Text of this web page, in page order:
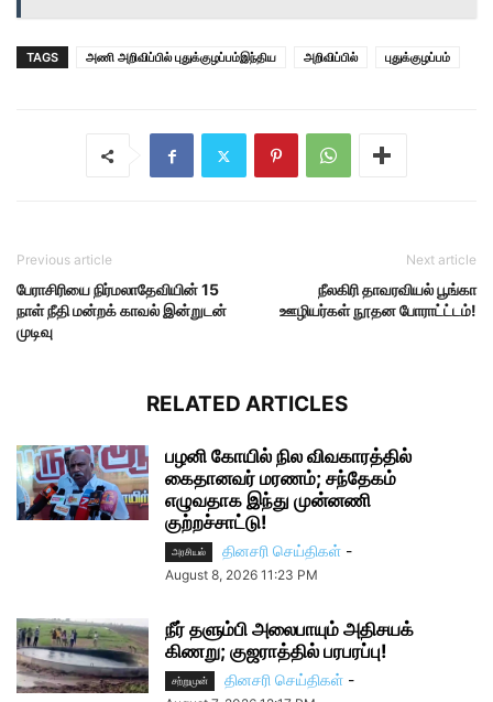
TAGS அணி அறிவிப்பில் புதுக்குழப்பம்இந்திய அறிவிப்பில் புதுக்குழப்பம்
Previous article
பேராசிரியை நிர்மலாதேவியின் 15
நாள் நீதி மன்றக் காவல் இன்றுடன்
முடிவு
Next article
நீலகிரி தாவரவியல் பூங்கா
ஊழியர்கள் நூதன போராட்ட்டம்!
RELATED ARTICLES
பழனி கோயில் நில விவகாரத்தில்
கைதானவர் மரணம்; சந்தேகம்
எழுவதாக இந்து முன்னணி
குற்றச்சாட்டு!
அரசியல் தினசரி செய்திகள் -
August 8, 2026 11:23 PM
நீர் தளும்பி அலைபாயும் அதிசயக்
கிணறு; குஜராத்தில் பரபரப்பு!
சற்றுமுன் தினசரி செய்திகள் -